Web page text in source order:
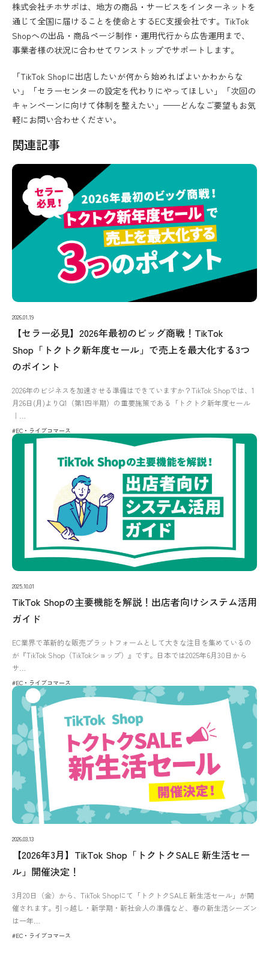
株式会社チホサポは、地方の商品・サービスをインターネットを
通じて全国に届けることを使命とするEC支援会社です。TikTok
Shopへの出品・商品ページ制作・運用代行から広告運用まで、
事業者様の状況に合わせてワンストップでサポートします。
「TikTok Shopに出店したいが何から始めればよいかわからな
い」「セラーセンターの設定を代わりにやってほしい」「次回の
キャンペーンに向けて体制を整えたい」——どんなご要望もお気
軽にお問い合わせください。
関連記事
2026.01.19
【セラー必見】2026年最初のビッグ商戦！TikTok
Shop「トクトク新年度セール」で売上を最大化する3つ
のポイント
2026年のビジネスを加速させる準備はできていますか？TikTok Shopでは、1
月26日(月)よりQ1（第1四半期）の重要施策である「トクトク新年度セール
｜…
#EC・ライブコマース
2025.10.01
TikTok Shopの主要機能を解説！出店者向けシステム活用
ガイド
EC業界で革新的な販売プラットフォームとして大きな注目を集めているの
が『TikTok Shop（TikTokショップ）』です。日本では2025年6月30日から
サ…
#EC・ライブコマース
2026.03.13
【2026年3月】TikTok Shop「トクトクSALE 新生活セー
ル」開催決定！
3月20日（金）から、TikTok Shopにて「トクトクSALE 新生活セール」が開
催されます。引っ越し・新学期・新社会人の準備など、春の新生活シーズン
は一年…
#EC・ライブコマース